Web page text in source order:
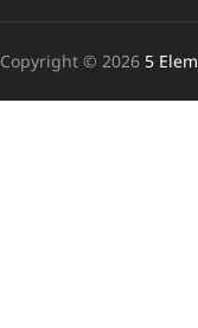
Copyright © 2026 5